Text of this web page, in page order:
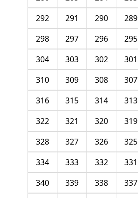
289
290
291
292
295
296
297
298
301
302
303
304
307
308
309
310
313
314
315
316
319
320
321
322
325
326
327
328
331
332
333
334
337
338
339
340